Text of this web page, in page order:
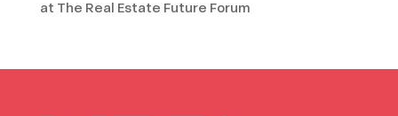
at The Real Estate Future Forum